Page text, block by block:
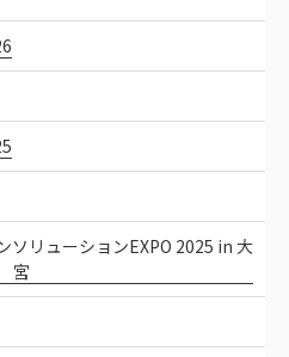
ソリューションEXPO 2025 in 大
宮